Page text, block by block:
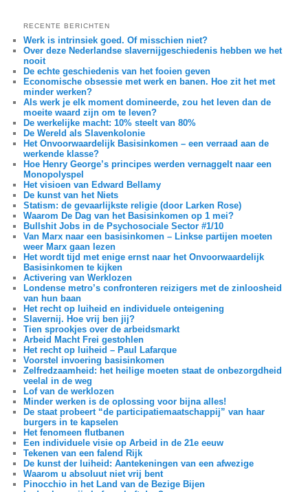
RECENTE BERICHTEN
Werk is intrinsiek goed. Of misschien niet?
Over deze Nederlandse slavernijgeschiedenis hebben we het
nooit
De echte geschiedenis van het fooien geven
Economische obsessie met werk en banen. Hoe zit het met
minder werken?
Als werk je elk moment domineerde, zou het leven dan de
moeite waard zijn om te leven?
De werkelijke macht: 10% steelt van 80%
De Wereld als Slavenkolonie
Het Onvoorwaardelijk Basisinkomen – een verraad aan de
werkende klasse?
Hoe Henry George’s principes werden vernaggelt naar een
Monopolyspel
Het visioen van Edward Bellamy
De kunst van het Niets
Statism: de gevaarlijkste religie (door Larken Rose)
Waarom De Dag van het Basisinkomen op 1 mei?
Bullshit Jobs in de Psychosociale Sector #1/10
Van Marx naar een basisinkomen – Linkse partijen moeten
weer Marx gaan lezen
Het wordt tijd met enige ernst naar het Onvoorwaardelijk
Basisinkomen te kijken
Activering van Werklozen
Londense metro’s confronteren reizigers met de zinloosheid
van hun baan
Het recht op luiheid en individuele onteigening
Slavernij. Hoe vrij ben jij?
Tien sprookjes over de arbeidsmarkt
Arbeid Macht Frei gestohlen
Het recht op luiheid – Paul Lafarque
Voorstel invoering basisinkomen
Zelfredzaamheid: het heilige moeten staat de onbezorgdheid
veelal in de weg
Lof van de werklozen
Minder werken is de oplossing voor bijna alles!
De staat probeert “de participatiemaatschappij” van haar
burgers in te kapselen
Het fenomeen flutbanen
Een individuele visie op Arbeid in de 21e eeuw
Tekenen van een falend Rijk
De kunst der luiheid: Aantekeningen van een afwezige
Waarom u absoluut niet vrij bent
Pinocchio in het Land van de Bezige Bijen